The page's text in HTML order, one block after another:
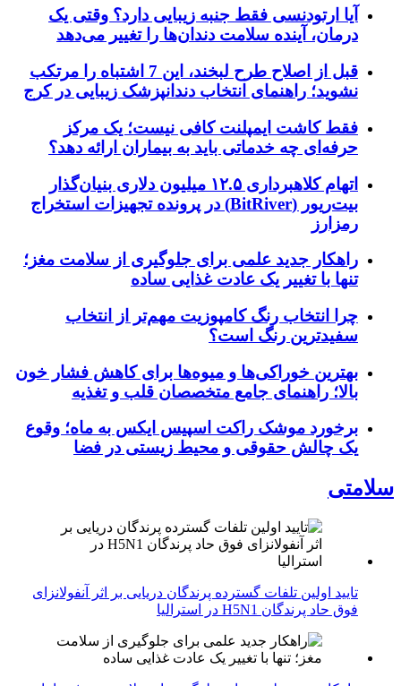
آیا ارتودنسی فقط جنبه زیبایی دارد؟ وقتی یک
درمان، آینده سلامت دندان‌ها را تغییر می‌دهد
قبل از اصلاح طرح لبخند، این 7 اشتباه را مرتکب
نشوید؛ راهنمای انتخاب دندانپزشک زیبایی در کرج
فقط کاشت ایمپلنت کافی نیست؛ یک مرکز
حرفه‌ای چه خدماتی باید به بیماران ارائه دهد؟
اتهام کلاهبرداری ۱۲.۵ میلیون دلاری بنیان‌گذار
بیت‌ریور (BitRiver) در پرونده تجهیزات استخراج
رمزارز
راهکار جدید علمی برای جلوگیری از سلامت مغز؛
تنها با تغییر یک عادت غذایی ساده
چرا انتخاب رنگ کامپوزیت مهم‌تر از انتخاب
سفیدترین رنگ است؟
بهترین خوراکی‌ها و میوه‌ها برای کاهش فشار خون
بالا؛ راهنمای جامع متخصصان قلب و تغذیه
برخورد موشک راکت اسپیس ایکس به ماه؛ وقوع
یک چالش حقوقی و محیط زیستی در فضا
سلامتی
تایید اولین تلفات گسترده پرندگان دریایی بر اثر آنفولانزای
فوق حاد پرندگان H5N1 در استرالیا